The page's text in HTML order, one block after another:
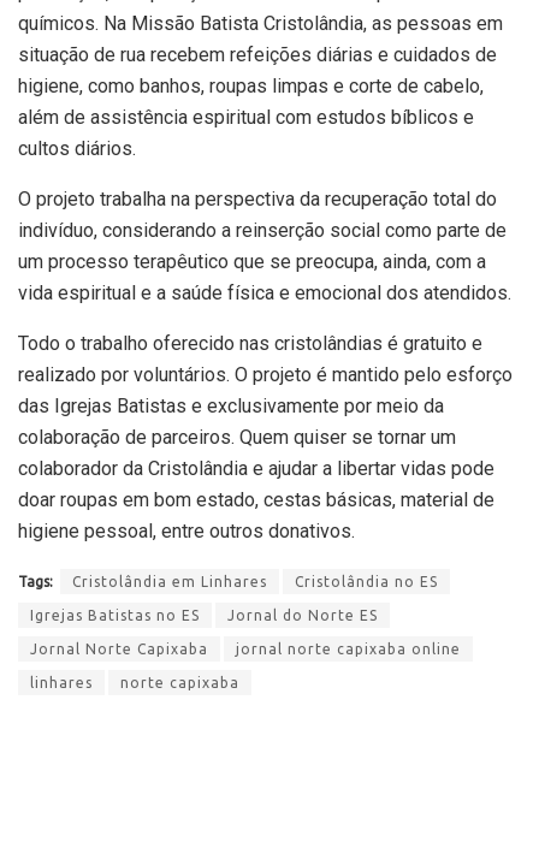
químicos. Na Missão Batista Cristolândia, as pessoas em
situação de rua recebem refeições diárias e cuidados de
higiene, como banhos, roupas limpas e corte de cabelo,
além de assistência espiritual com estudos bíblicos e
cultos diários.
O projeto trabalha na perspectiva da recuperação total do
indivíduo, considerando a reinserção social como parte de
um processo terapêutico que se preocupa, ainda, com a
vida espiritual e a saúde física e emocional dos atendidos.
Todo o trabalho oferecido nas cristolândias é gratuito e
realizado por voluntários. O projeto é mantido pelo esforço
das Igrejas Batistas e exclusivamente por meio da
colaboração de parceiros. Quem quiser se tornar um
colaborador da Cristolândia e ajudar a libertar vidas pode
doar roupas em bom estado, cestas básicas, material de
higiene pessoal, entre outros donativos.
Tags: Cristolândia em Linhares Cristolândia no ES
Igrejas Batistas no ES Jornal do Norte ES
Jornal Norte Capixaba jornal norte capixaba online
linhares norte capixaba